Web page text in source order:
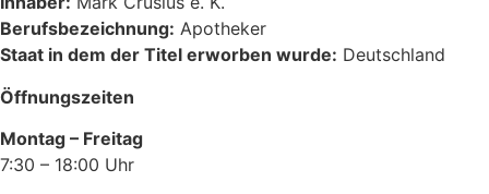
Berufsbezeichnung: Apotheker
Staat in dem der Titel erworben wurde: Deutschland
Öffnungszeiten
Montag – Freitag
7:30 – 18:00 Uhr